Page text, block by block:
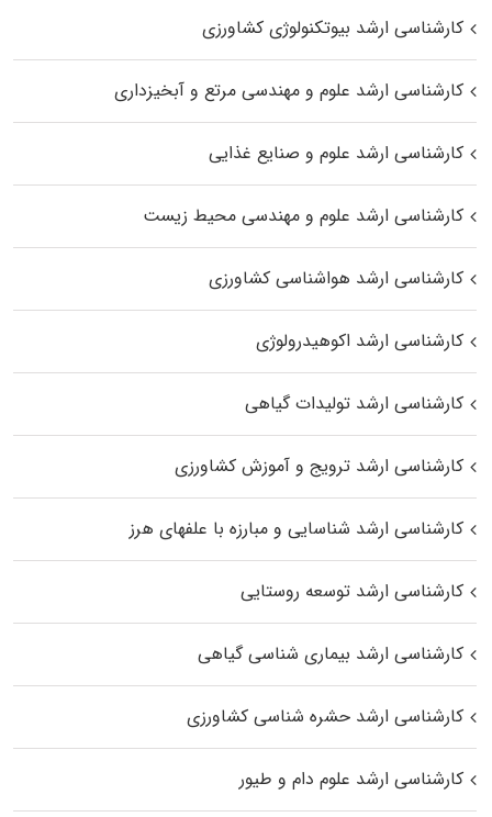
کارشناسی ارشد بیوتکنولوژی کشاورزی
کارشناسی ارشد علوم و مهندسی مرتع و آبخیزداری
کارشناسی ارشد علوم و صنایع غذایی
کارشناسی ارشد علوم و مهندسی محیط زیست
کارشناسی ارشد هواشناسی کشاورزی
کارشناسی ارشد اکوهیدرولوژی
کارشناسی ارشد تولیدات گیاهی
کارشناسی ارشد ترویج و آموزش کشاورزی
کارشناسی ارشد شناسایی و مبارزه با علفهای هرز
کارشناسی ارشد توسعه روستایی
کارشناسی ارشد بیماری‌ شناسی گیاهی
کارشناسی ارشد حشره‌ شناسی کشاورزی
کارشناسی ارشد علوم دام و طیور